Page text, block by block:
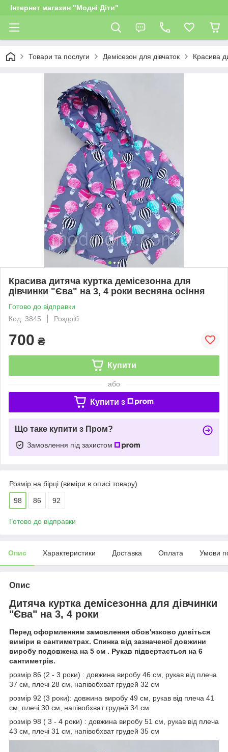
Інтернет магазин "Модні Діти"
Товари та послуги Демісезон для дівчаток Красива
Красива дитяча куртка демісезонна для
дівчинки "Єва" на 3, 4 роки весняна осіння
Готово до відправки
Код: 3845
Роздріб
700 ₴
Купити
або
Купити з
Що таке купити з Пром?
Замовлення під захистом
Розмір на бірці (виміри в описі товару)
98 86 92
Готово до відправки
Опис Характеристики Доставка Оплата Умови
Опис
Дитяча куртка демісезонна для дівчинки
"Єва" на 3, 4 роки
Перед оформленням замовлення обов'язково дивіться
виміри в сантиметрах. Спинка від зазначеної довжини
виробу подовжена на 5 см . Рукав підвертається на 6
сантиметрів.
розмір 86 (2 - 3 роки) : довжина виробу 46 см, рукав від плеча
37 см, плечі 28 см, напівобхват грудей 32 см
розмір 92 (3 роки): довжина виробу 49 см, рукав від плеча 41
см, плечі 30 см, напівобхват грудей 34 см
розмір 98 ( 3 - 4 роки) : довжина виробу 51 см, рукав від плеча
43 см, плечі 31 см, напівобхват грудей 35 см